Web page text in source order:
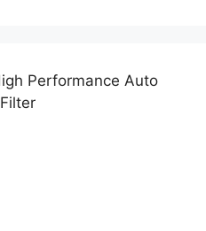
Performance Auto